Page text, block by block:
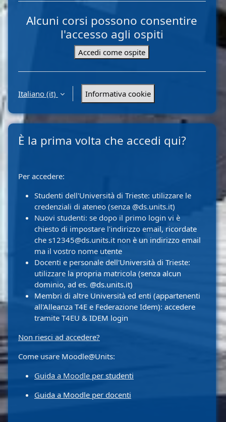
Alcuni corsi possono consentire
l'accesso agli ospiti
Accedi come ospite
Italiano ‎(it)‎ Informativa cookie
È la prima volta che accedi qui?
Per accedere:
Studenti dell'Università di Trieste: utilizzare le
credenziali di ateneo (senza @ds.units.it)
Nuovi studenti: se dopo il primo login vi è
chiesto di impostare l'indirizzo email, ricordate
che s12345@ds.units.it non è un indirizzo email
ma il vostro nome utente
Docenti e personale dell'Università di Trieste:
utilizzare la propria matricola (senza alcun
dominio, ad es. @ds.units.it)
Membri di altre Università ed enti (appartenenti
all'Alleanza T4E e Federazione Idem): accedere
tramite T4EU & IDEM login
Non riesci ad accedere?
Come usare Moodle@Units:
Guida a Moodle per studenti
Guida a Moodle per docenti